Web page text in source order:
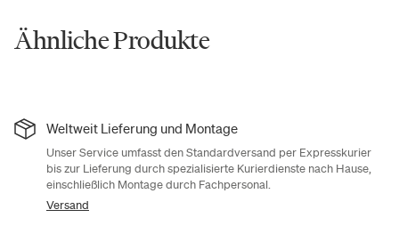
Ähnliche Produkte
Weltweit Lieferung und Montage
Unser Service umfasst den Standardversand per Expresskurier
bis zur Lieferung durch spezialisierte Kurierdienste nach Hause,
einschließlich Montage durch Fachpersonal.
Versand